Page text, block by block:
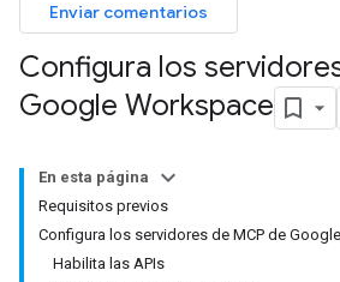
Enviar comentarios
Configura los
Google Workspace
En esta página
Requisitos previos
Configura los servidores de MCP de
Habilita las APIs